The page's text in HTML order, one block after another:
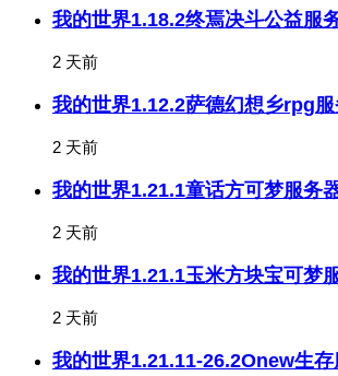
我的世界1.18.2终焉决斗公益服
2 天前
我的世界1.12.2萨德幻想乡rpg
2 天前
我的世界1.21.1童话方可梦服务
2 天前
我的世界1.21.1玉米方块宝可梦
2 天前
我的世界1.21.11-26.2Onew生